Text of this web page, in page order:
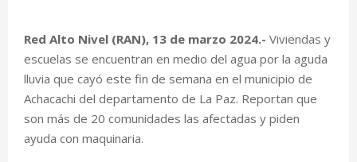
Red Alto Nivel (RAN), 13 de marzo 2024.- Viviendas y
escuelas se encuentran en medio del agua por la aguda
lluvia que cayó este fin de semana en el municipio de
Achacachi del departamento de La Paz. Reportan que
son más de 20 comunidades las afectadas y piden
ayuda con maquinaria.